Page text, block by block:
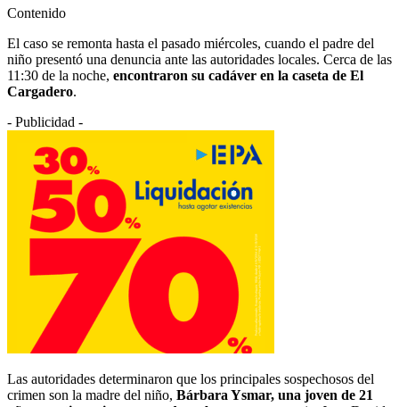
Contenido
El caso se remonta hasta el pasado miércoles, cuando el padre del
niño presentó una denuncia ante las autoridades locales. Cerca de las
11:30 de la noche, encontraron su cadáver en la caseta de El
Cargadero.
- Publicidad -
Las autoridades determinaron que los principales sospechosos del
crimen son la madre del niño, Bárbara Ysmar, una joven de 21